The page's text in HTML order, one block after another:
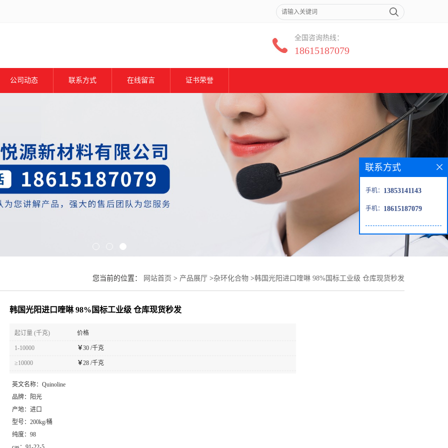
全国咨询热线：
18615187079
公司动态 联系方式 在线留言 证书荣誉
您当前的位置： 网站首页 > 产品展厅 >杂环化合物 >韩国光阳进口喹啉 98%国标工业级 仓库现货秒发
韩国光阳进口喹啉 98%国标工业级 仓库现货秒发
起订量 (千克) 价格
1-10000 ￥30 /千克
≥10000 ￥28 /千克
英文名称： Quinoline
品牌：
阳光
产地： 进口
型号： 200kg/桶
纯度： 98
联系方式
手机： 13853141143
手机： 18615187079